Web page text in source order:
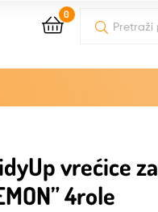
0
vrećice za
4role